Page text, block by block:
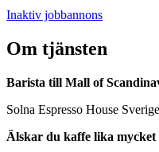
Inaktiv jobbannons
Om tjänsten
Barista till Mall of
Solna Espresso House Sverige
Älskar du kaffe lika mycket